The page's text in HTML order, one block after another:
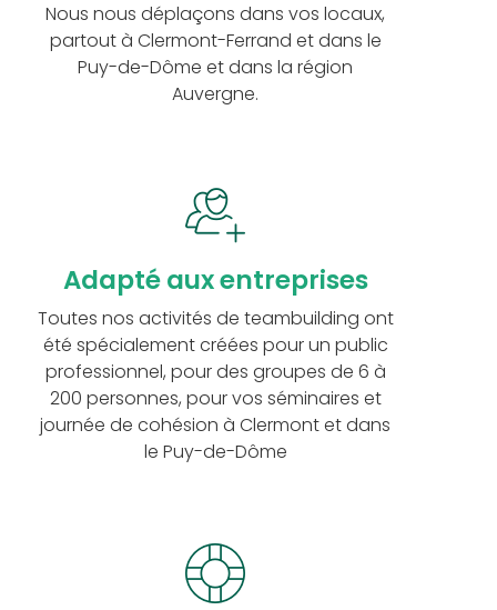
Nous nous déplaçons dans vos locaux,
partout à Clermont-Ferrand et dans le
Puy-de-Dôme et dans la région
Auvergne.
Adapté aux entreprises
Toutes nos activités de teambuilding ont
été spécialement créées pour un public
professionnel, pour des groupes de 6 à
200 personnes, pour vos séminaires et
journée de cohésion à Clermont et dans
le Puy-de-Dôme